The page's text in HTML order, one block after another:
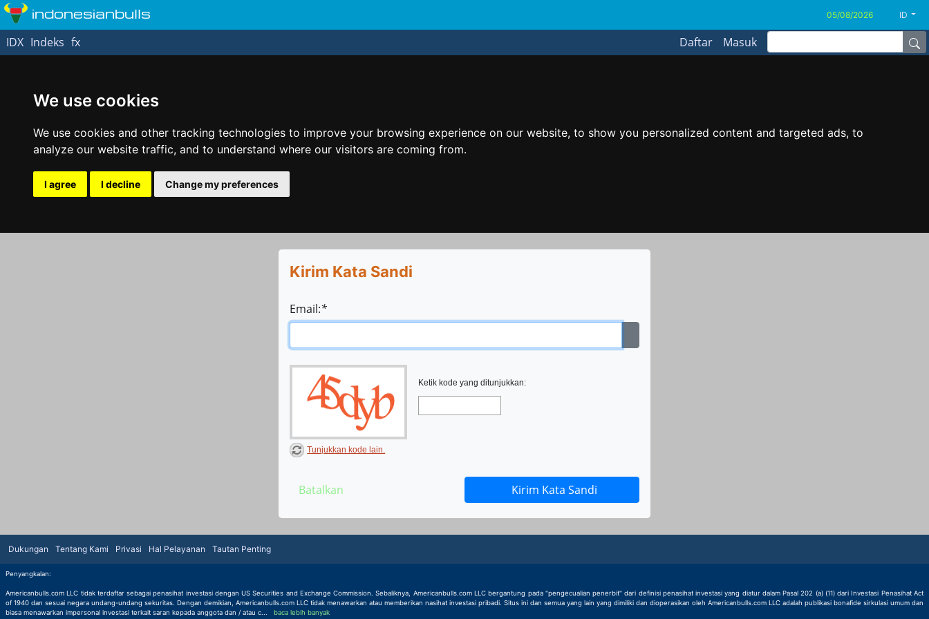
We use cookies
We use cookies and other tracking technologies to improve your browsing experience on our website, to show you personalized content and targeted ads, to
analyze our website traffic, and to understand where our visitors are coming from.
I agree I decline Change my preferences
indonesianbulls ID
Daftar Masuk
IDX Indeks fx
Kirim Kata Sandi
Email:*
Ketik kode yang ditunjukkan:
Tunjukkan kode lain.
Kirim Kata Sandi
Batalkan
Dukungan Tentang Kami Privasi Hal Pelayanan Tautan Penting
Penyangkalan:
Americanbulls.com LLC tidak terdaftar sebagai penasihat investasi dengan US Securities and Exchange Commission. Sebaliknya, Americanbulls.com LLC bergantung pada "pengecualian penerbit" dari definisi penasihat investasi yang diatur dalam Pasal 202 (a) (11) dari Investasi Penasihat Act
of 1940 dan sesuai negara undang-undang sekuritas. Dengan demikian, Americanbulls.com LLC tidak menawarkan atau memberikan nasihat investasi pribadi. Situs ini dan semua yang lain yang dimiliki dan dioperasikan oleh Americanbulls.com LLC adalah publikasi bonafide sirkulasi umum dan
biasa menawarkan impersonal investasi terkait saran kepada anggota dan / atau c
baca lebih banyak